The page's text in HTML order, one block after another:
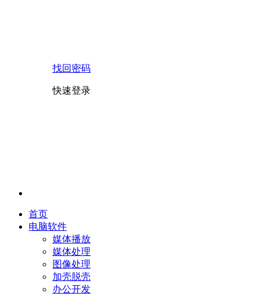
找回密码
快速登录
首页
电脑软件
媒体播放
媒体处理
图像处理
加壳脱壳
办公开发